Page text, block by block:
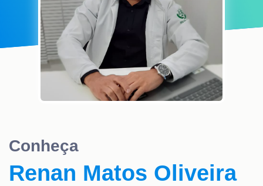
Conheça
Renan Matos Oliveira